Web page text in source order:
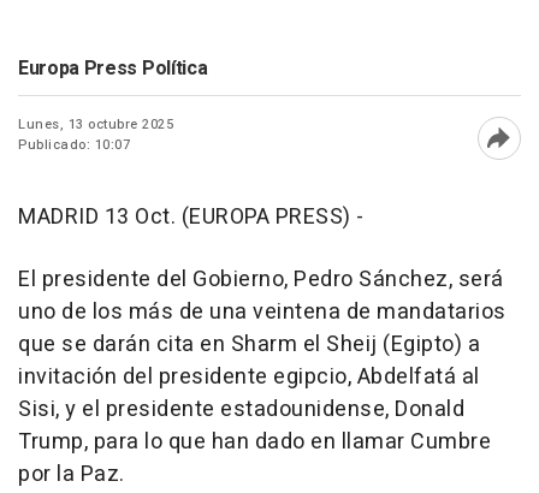
Europa Press Política
Lunes, 13 octubre 2025
Publicado: 10:07
MADRID 13 Oct. (EUROPA PRESS) -
El presidente del Gobierno, Pedro Sánchez, será
uno de los más de una veintena de mandatarios
que se darán cita en Sharm el Sheij (Egipto) a
invitación del presidente egipcio, Abdelfatá al
Sisi, y el presidente estadounidense, Donald
Trump, para lo que han dado en llamar Cumbre
por la Paz.